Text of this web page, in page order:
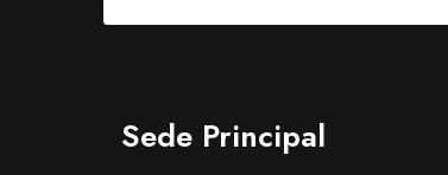
Sede Principal